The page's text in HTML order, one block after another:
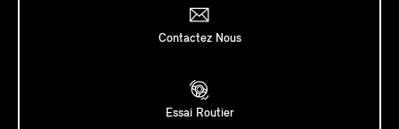
Contactez Nous
Essai Routier